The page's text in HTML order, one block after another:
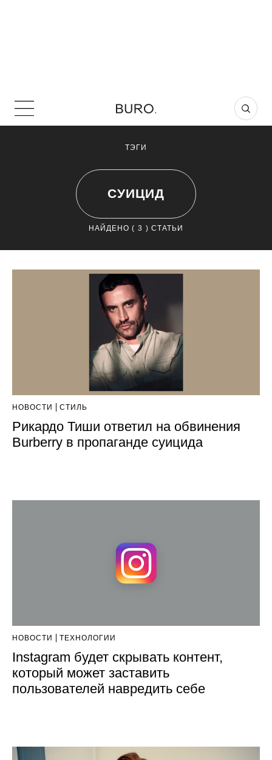
ТЭГИ
СУИЦИД
НАЙДЕНО ( 3 ) СТАТЬИ
НОВОСТИ СТИЛЬ
Рикардо Тиши ответил на обвинения
Burberry в пропаганде суицида
НОВОСТИ ТЕХНОЛОГИИ
Instagram будет скрывать контент,
который может заставить
пользователей навредить себе